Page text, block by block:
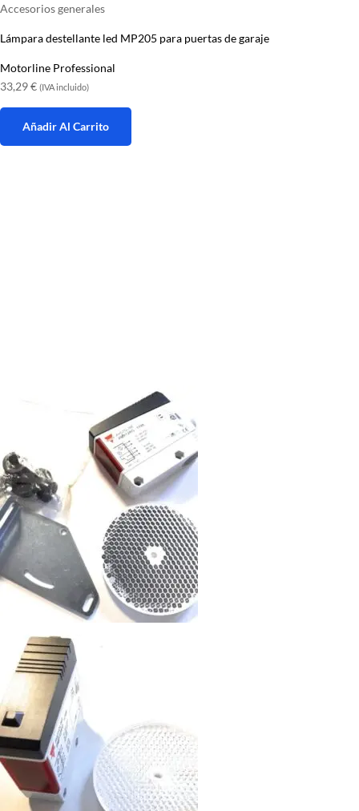
Accesorios generales
Lámpara destellante led MP205 para puertas de garaje
Motorline Professional
33,29€ (IVA incluido)
Añadir Al Carrito